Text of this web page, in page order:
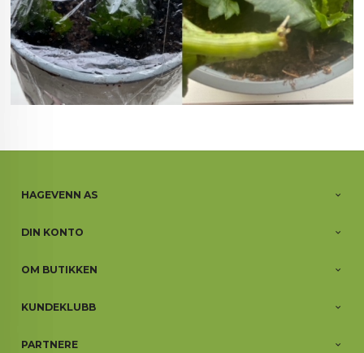
HAGEVENN AS
DIN KONTO
OM BUTIKKEN
KUNDEKLUBB
PARTNERE